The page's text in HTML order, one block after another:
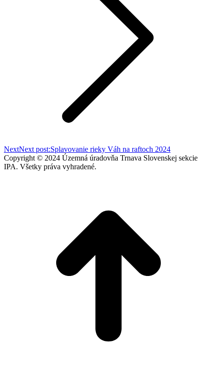
NextNext post:Splavovanie rieky Váh na raftoch 2024
Copyright © 2024 Územná úradovňa Trnava Slovenskej sekcie
IPA. Všetky práva vyhradené.